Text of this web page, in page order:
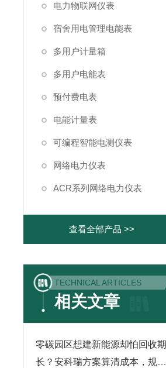
电力物联网仪表
宿舍用电管理电能表
多用户计量箱
多用户电能表
预付费电表
电能计量表
可编程智能电测仪表
网络电力仪表
ACR系列网络电力仪表
查看全部产品 >>
TECHNICAL ARTICLES
相关文章
零碳园区想建新能源却怕回收期
长？安科瑞方案算清成本，规划